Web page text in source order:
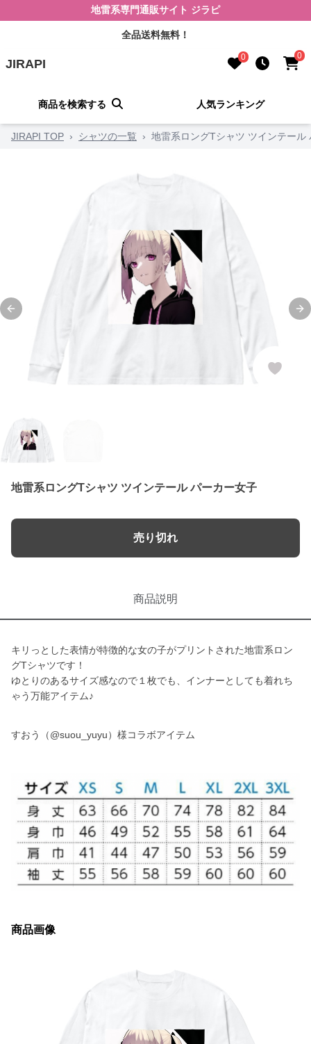
地雷系専門通販サイト ジラピ
全品送料無料！
JIRAPI 0 0
商品を検索する 人気ランキング
JIRAPI TOP › シャツの一覧 › 地雷系ロングTシャツ ツインテール
Previous slide
地雷系ロングTシャツ ツインテール パーカー女子
売り切れ
商品説明
キリっとした表情が特徴的な女の子がプリントされた地雷系ロン
グTシャツです！
ゆとりのあるサイズ感なので１枚でも、インナーとしても着れち
ゃう万能アイテム♪
すおう（@suou_yuyu）様コラボアイテム
商品画像